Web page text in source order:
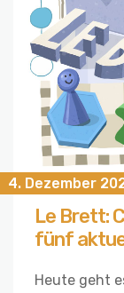
4. Dezember
Le Brett:
fünf
Heute geht